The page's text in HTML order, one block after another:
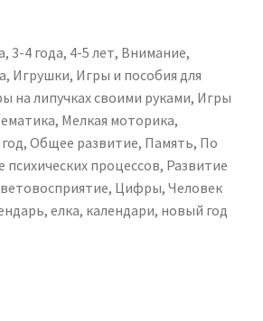
, 3-4 года, 4-5 лет, Внимание,
, Игрушки, Игры и пособия для
на липучках своими руками, Игры
, Мелкая моторика,
, Общее развитие, Память, По
психических процессов, Развитие
, Цифры, Человек
, елка, календари, новый год